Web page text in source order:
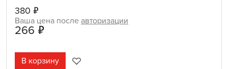
380 ₽
Ваша цена после авторизации
266 ₽
В корзину